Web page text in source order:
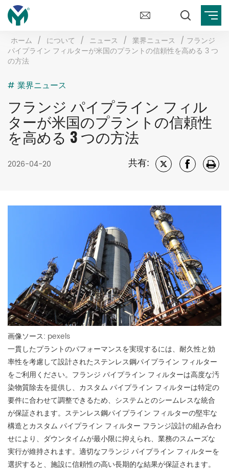
ホーム / について / ニュース / 業界ニュース / フランジ
パイプライン フィルターが米国のプラントの信頼性を高める 3 つ
の方法
# 業界ニュース
フランジ パイプライン フィル
ターが米国のプラントの信頼性
を高める 3 つの方法
2026-04-20 共有:
画像ソース: pexels
一貫したプラントのパフォーマンスを実現するには、耐久性と効
率性を考慮して設計されたステンレス鋼パイプライン フィルター
をご利用ください。フランジ パイプライン フィルターは高度な汚
染物質除去を提供し、カスタム パイプライン フィルターは特定の
要件に合わせて調整できるため、システムとのシームレスな統合
が保証されます。ステンレス鋼パイプライン フィルターの堅牢な
構造とカスタム パイプライン フィルター フランジ設計の組み合わ
せにより、ダウンタイムが最小限に抑えられ、業務のスムーズな
実行が維持されます。適切なフランジ パイプライン フィルターを
選択すると、施設に信頼性の高い長期的な結果が保証されます。